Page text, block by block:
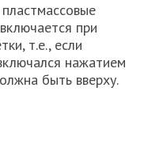
при
т.е., если
нажатием
быть вверху.